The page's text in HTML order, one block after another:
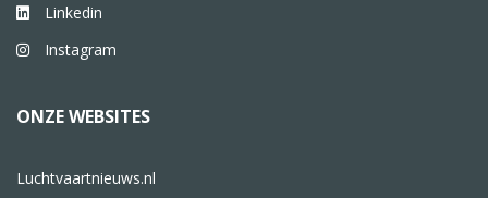
Linkedin
Instagram
ONZE WEBSITES
Luchtvaartnieuws.nl